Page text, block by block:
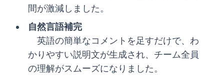
間が激減しました。
自然言語補完
英語の簡単なコメントを足すだけで、わ
かりやすい説明文が生成され、チーム全員
の理解がスムーズになりました。